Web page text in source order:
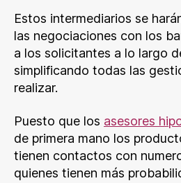
Estos intermediarios se
las negociaciones con los
a los solicitantes a lo largo
simplificando todas las
realizar.
Puesto que los asesores
de primera mano los
tienen contactos con
quienes tienen más